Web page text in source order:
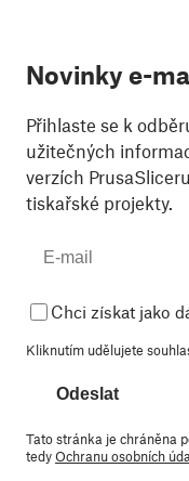
Novinky e-
Přihlaste se k
užitečných
verzích
tiskařské projekty.
Chci získat jako
Kliknutím udělujete
Odeslat
Tato stránka je chráněna
tedyOchranu osobních